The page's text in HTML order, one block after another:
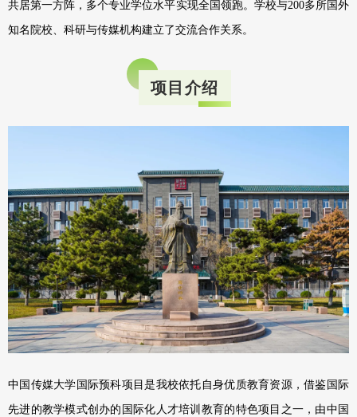
共居第一方阵，多个专业学位水平实现全国领跑。学校与200多所国外
知名院校、科研与传媒机构建立了交流合作关系。
项目介绍
中国传媒大学国际预科项目是我校依托自身优质教育资源，借鉴国际
先进的教学模式创办的国际化人才培训教育的特色项目之一，由中国